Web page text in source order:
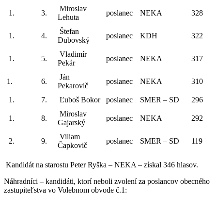
1. 3.
Miroslav
Lehuta
poslanec NEKA 328
1. 4.
Štefan
Dubovský
poslanec KDH 322
1. 5.
Vladimír
Pekár
poslanec NEKA 317
1. 6.
Ján
Pekarovič
poslanec NEKA 310
1. 7. Ľuboš Bokor poslanec SMER – SD 296
1. 8.
Miroslav
Gajarský
poslanec NEKA 292
2. 9.
Viliam
Čapkovič
poslanec SMER – SD 119
Kandidát na starostu Peter Ryška – NEKA – získal 346 hlasov.
Náhradníci – kandidáti, ktorí neboli zvolení za poslancov obecného
zastupiteľstva vo Volebnom obvode č.1: